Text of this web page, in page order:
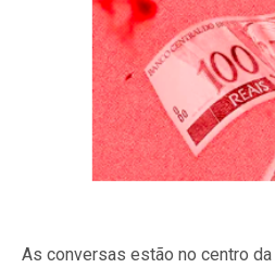
As conversas estão no centro da